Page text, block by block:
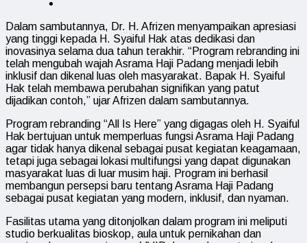
Dalam sambutannya, Dr. H. Afrizen menyampaikan apresiasi
yang tinggi kepada H. Syaiful Hak atas dedikasi dan
inovasinya selama dua tahun terakhir. “Program rebranding ini
telah mengubah wajah Asrama Haji Padang menjadi lebih
inklusif dan dikenal luas oleh masyarakat. Bapak H. Syaiful
Hak telah membawa perubahan signifikan yang patut
dijadikan contoh,” ujar Afrizen dalam sambutannya.
Program rebranding “All Is Here” yang digagas oleh H. Syaiful
Hak bertujuan untuk memperluas fungsi Asrama Haji Padang
agar tidak hanya dikenal sebagai pusat kegiatan keagamaan,
tetapi juga sebagai lokasi multifungsi yang dapat digunakan
masyarakat luas di luar musim haji. Program ini berhasil
membangun persepsi baru tentang Asrama Haji Padang
sebagai pusat kegiatan yang modern, inklusif, dan nyaman.
Fasilitas utama yang ditonjolkan dalam program ini meliputi
studio berkualitas bioskop, aula untuk pernikahan dan